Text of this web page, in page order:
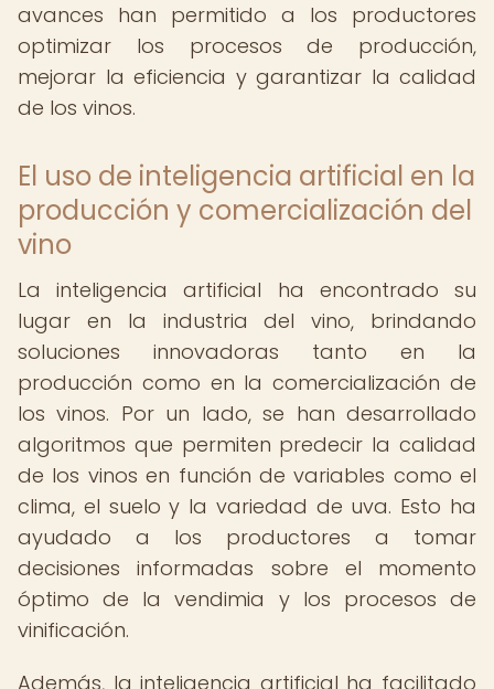
avances han permitido a los productores
optimizar los procesos de producción,
mejorar la eficiencia y garantizar la calidad
de los vinos.
El uso de inteligencia artificial en la
producción y comercialización del
vino
La inteligencia artificial ha encontrado su
lugar en la industria del vino, brindando
soluciones innovadoras tanto en la
producción como en la comercialización de
los vinos. Por un lado, se han desarrollado
algoritmos que permiten predecir la calidad
de los vinos en función de variables como el
clima, el suelo y la variedad de uva. Esto ha
ayudado a los productores a tomar
decisiones informadas sobre el momento
óptimo de la vendimia y los procesos de
vinificación.
Además, la inteligencia artificial ha facilitado